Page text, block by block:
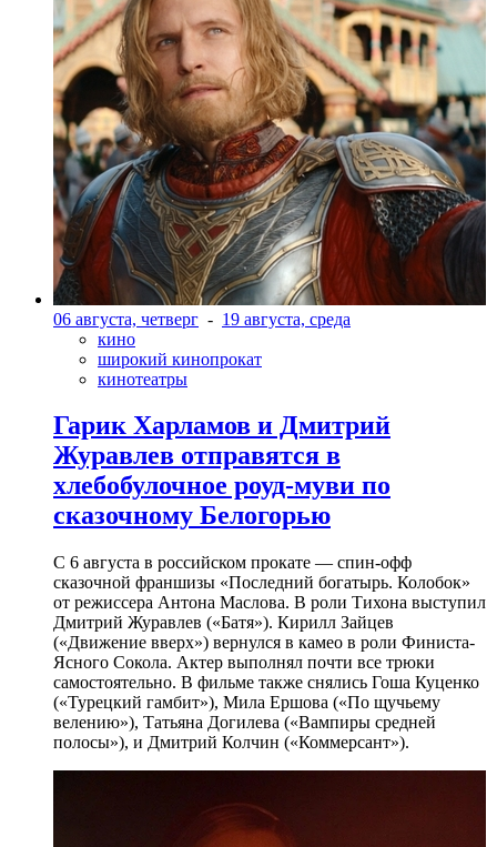
06 августа, четверг - 19 августа, среда
кино
широкий кинопрокат
кинотеатры
Гарик Харламов и Дмитрий
Журавлев отправятся в
хлебобулочное роуд-муви по
сказочному Белогорью
С 6 августа в российском прокате — спин-офф
сказочной франшизы «Последний богатырь. Колобок»
от режиссера Антона Маслова. В роли Тихона выступил
Дмитрий Журавлев («Батя»). Кирилл Зайцев
(«Движение вверх») вернулся в камео в роли Финиста-
Ясного Сокола. Актер выполнял почти все трюки
самостоятельно. В фильме также снялись Гоша Куценко
(«Турецкий гамбит»), Мила Ершова («По щучьему
велению»), Татьяна Догилева («Вампиры средней
полосы»), и Дмитрий Колчин («Коммерсант»).